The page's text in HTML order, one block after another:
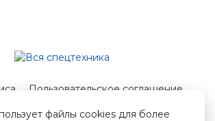
файлы cookies для более
Пользовательское соглашение